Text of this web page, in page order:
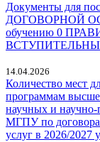
Документы для
ДОГОВОРНОЙ
обучению 0
14.04.2026
Количество мест
программам
научных и научно-
МГПУ по
услуг в 2026/2027